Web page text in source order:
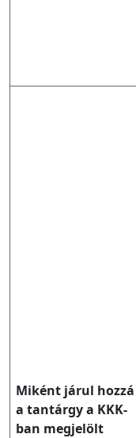
Miként járul hozzá
a tantárgy a KKK-
ban megjelölt